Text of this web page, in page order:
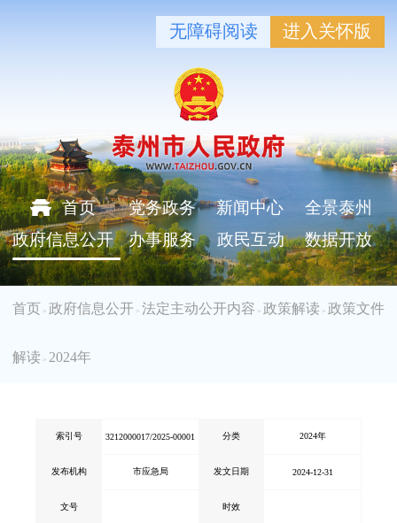
无障碍阅读 进入关怀版
首页 党务政务 新闻中心
全景泰州
政府信息公开
办事服务 政民互动 数据开放
首页 > 政府信息公开 > 法定主动公开内容 > 政策解读 > 政策文件
解读 > 2024年
索引号 3212000017/2025-00001 分类 2024年
发布机构 市应急局 发文日期 2024-12-31
文号 时效